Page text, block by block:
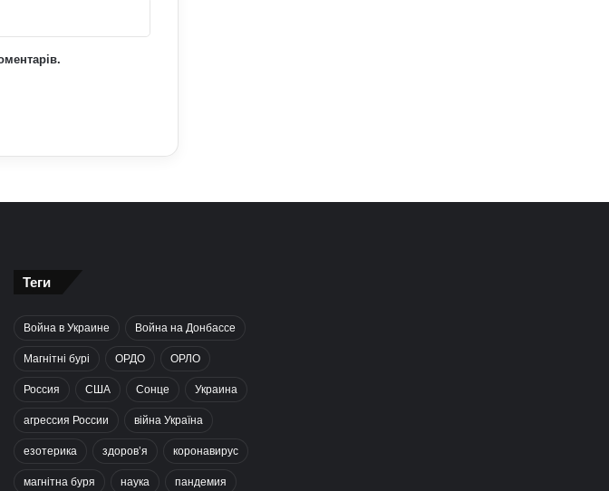
Теги
Война в Украине Война на Донбассе
Магнітні бурі ОРДО ОРЛО
Россия США Сонце Украина
агрессия России війна Україна
езотерика здоров’я коронавирус
магнітна буря наука пандемия